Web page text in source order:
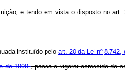
e tendo em vista o disposto no
instituído pelo art. 20 da Lei nº 8.742,
de 1999, passa a vigorar acrescido do